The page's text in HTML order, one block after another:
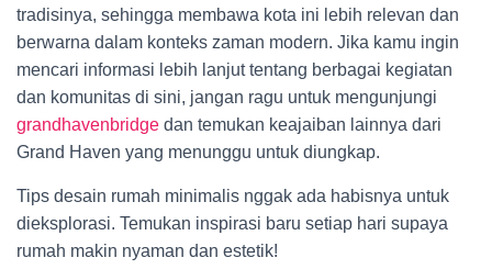
tradisinya, sehingga membawa kota ini lebih relevan dan
berwarna dalam konteks zaman modern. Jika kamu ingin
mencari informasi lebih lanjut tentang berbagai kegiatan
dan komunitas di sini, jangan ragu untuk mengunjungi
grandhavenbridge dan temukan keajaiban lainnya dari
Grand Haven yang menunggu untuk diungkap.
Tips desain rumah minimalis nggak ada habisnya untuk
dieksplorasi. Temukan inspirasi baru setiap hari supaya
rumah makin nyaman dan estetik!